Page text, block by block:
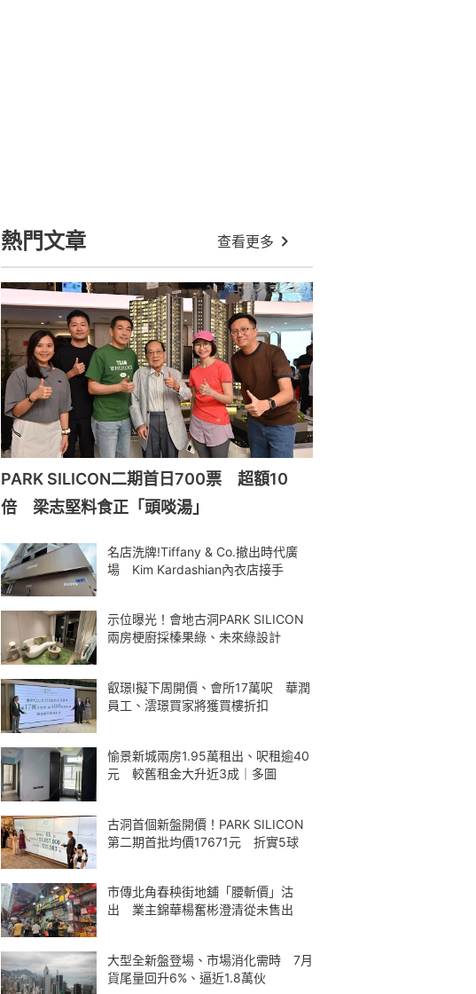
熱門文章 查看更多
PARK SILICON二期首日700票 超額10
倍 梁志堅料食正「頭啖湯」
名店洗牌!Tiffany & Co.撤出時代廣
場 Kim Kardashian內衣店接手
示位曝光！會地古洞PARK SILICON
兩房梗廚採榛果綠、未來綠設計
叡璟I擬下周開價、會所17萬呎 華潤
員工、澐璟買家將獲買樓折扣
愉景新城兩房1.95萬租出、呎租逾40
元 較舊租金大升近3成｜多圖
古洞首個新盤開價！PARK SILICON
第二期首批均價17671元 折實5球
市傳北角春秧街地舖「腰斬價」沽
出 業主錦華楊奮彬澄清從未售出
大型全新盤登場、市場消化需時 7月
貨尾量回升6%、逼近1.8萬伙